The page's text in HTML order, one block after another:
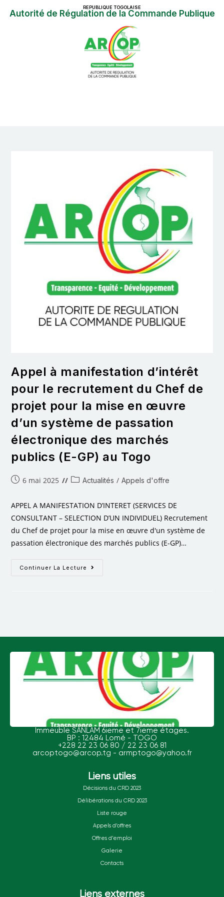
Autorité de Régulation de la Commande Publique
REPUBLIQUE TOGOLAISE
Appel à manifestation d’intérêt
pour le recrutement du Chef de
projet pour la mise en œuvre
d’un système de passation
électronique des marchés
publics (E-GP) au Togo
6 mai 2025 Actualités / Appels d'offre
APPEL A MANIFESTATION D’INTERET (SERVICES DE
CONSULTANT – SELECTION D’UN INDIVIDUEL) Recrutement
du Chef de projet pour la mise en œuvre d'un système de
passation électronique des marchés publics (E-GP)…
Continuer La Lecture
Immeuble SANLAM 6ieme et 7ieme étages.
BP : 12484 Lomé - TOGO
+228 22 23 06 80 / 22 23 06 81
arcoptogo@arcop.tg - armptogo@yahoo.fr
Liens utiles
Décisions du CRD 2023
Délibérations du CRD 2023
Liste rouge
Appels d’offres
Offres d’emploi
Galerie
Contacts
Liens externes